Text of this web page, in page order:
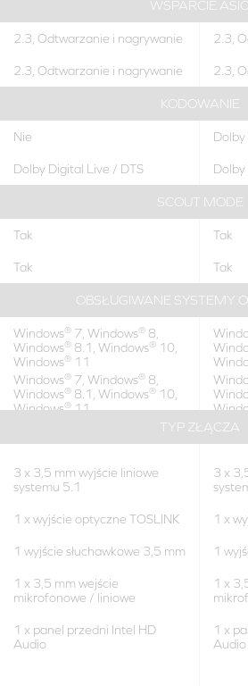
WSPARCIE
2.3, Odtwarzanie i nagrywanie 2.3,
2.3, Odtwarzanie i nagrywanie 2.3,
KODOWANIE
Nie
Dolby Digital Live / DTS
SCOUT MODE
Tak Tak
Tak Tak
OBSŁUGIWANE SYSTEMY
Windows® 7, Windows® 8,
Windows® 8.1, Windows® 10,
Windows® 11
Windows® 7, Windows® 8,
Windows® 8.1, Windows® 10,
Windows®11
TYP ZŁĄCZA
3 x 3,5 mm wyjście liniowe
systemu 5.1
1 x wyjście optyczne TOSLINK
1 wyjście słuchawkowe 3,5 mm
1 x 3,5 mm wejście
mikrofonowe / liniowe
1 x panel przedni Intel HD
Audio
3 x
1 x
1
1 x
1 x
Audio